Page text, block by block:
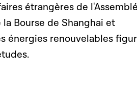
étrangères de
Bourse de Shanghai et
énergies renouvelables